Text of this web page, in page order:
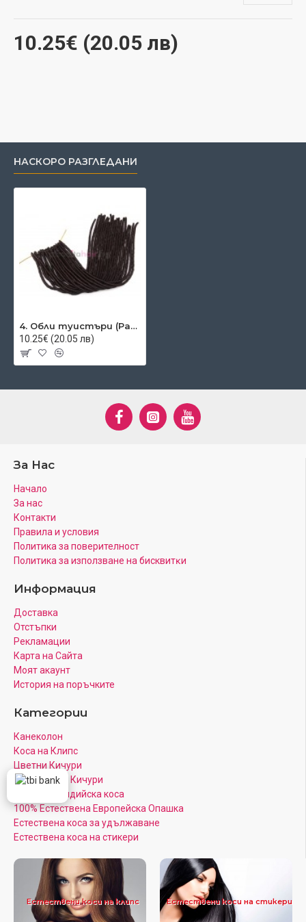
10.25€ (20.05 лв)
НАСКОРО РАЗГЛЕДАНИ
4. Обли туистъри (Расти)
10.25€ (20.05 лв)
За Нас
Начало
За нас
Контакти
Правила и условия
Политика за поверителност
Πoлитика зa изпoлзвaнe нa бисквитĸи
Информация
Доставка
Отстъпки
Рекламации
Карта на Сайта
Моят акаунт
История на поръчките
Категории
Канеколон
Коса на Клипс
Цветни Кичури
Кератинови Кичури
Луксозна Индийска коса
100% Естествена Европейска Опашка
Естествена коса за удължаване
Естествена коса на стикери
Естествени коси на клипс Естествени коси на стикери